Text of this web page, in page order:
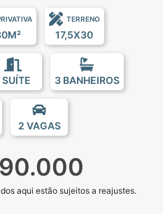
TERRENO
17,5X30
SUÍTE 3 BANHEIROS
2 VAGAS
aqui estão sujeitos a reajustes.